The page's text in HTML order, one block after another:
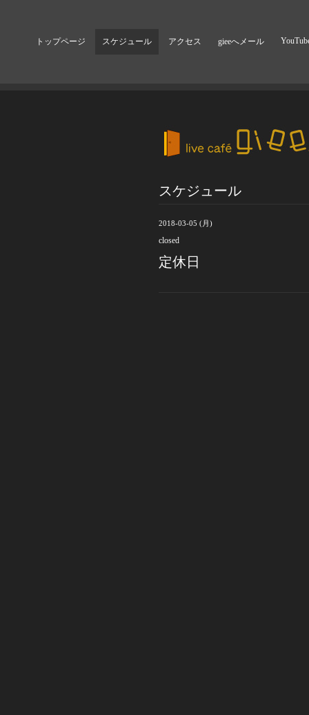
トップページ スケジュール アクセス gieeへメール
スケジュール
2018-03-05 (月)
closed
定休日